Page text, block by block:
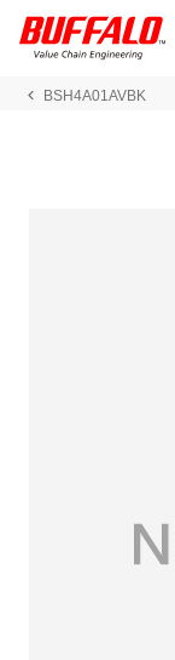
BSH4A01AVBK